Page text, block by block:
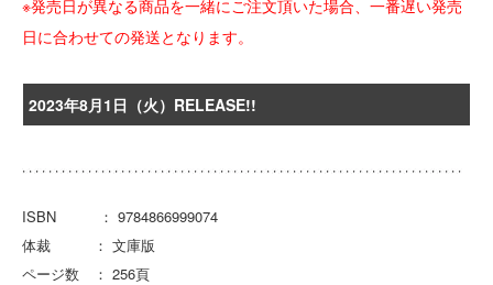
※発売日が異なる商品を一緒にご注文頂いた場合、一番遅い発売
日に合わせての発送となります。
2023年8月1日（火）RELEASE!!
ISBN ： 9784866999074
体裁 ： 文庫版
ページ数 ： 256頁